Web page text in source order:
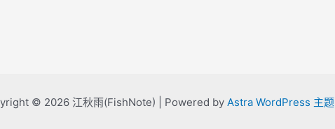
© 2026 江秋雨(FishNote) | Powered by Astra WordPress 主题